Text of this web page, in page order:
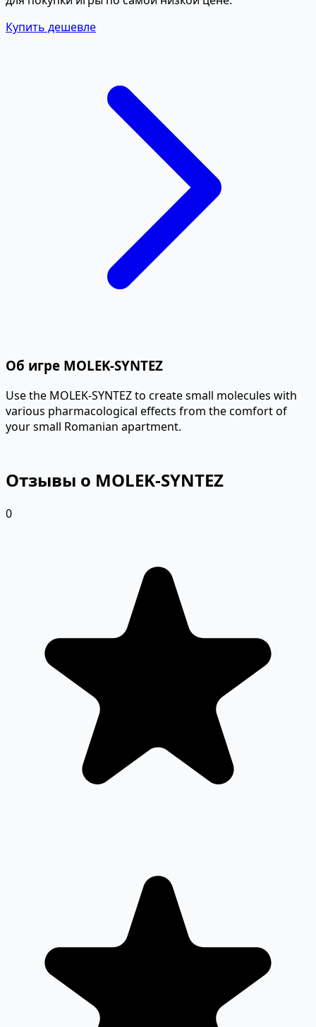
Купить дешевле
Об игре MOLEK-SYNTEZ
Use the MOLEK-SYNTEZ to create small molecules with
various pharmacological effects from the comfort of
your small Romanian apartment.
Отзывы о MOLEK-SYNTEZ
0